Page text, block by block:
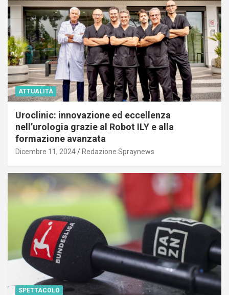
ATTUALITÀ
Uroclinic: innovazione ed eccellenza
nell’urologia grazie al Robot ILY e alla
formazione avanzata
Dicembre 11, 2024 Redazione Spraynews
SPETTACOLO